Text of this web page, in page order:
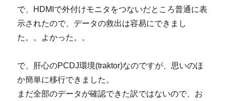
で、HDMIで外付けモニタをつないだところ普通に表
示されたので、データの救出は容易にできまし
た。。よかった。。
で、肝心のPCDJ環境(traktor)なのですが、思いのほ
か簡単に移行できました。
まだ全部のデータが確認できた訳ではないので、お